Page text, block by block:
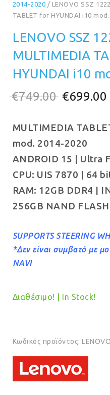
2014-2020 / LENOVO SSZ
TABLET for HYUNDAI i10
LENOVO SSZ
MULTIMEDIA
HYUNDAI i10
€749.00 Original
was:
€749.00.
€699.00
MULTIMEDIA
mod. 2014-2020
ANDROID 15 | Ultra
CPU: UIS 7870 | 64
RAM: 12GB DDR4 |
256GB NAND FLASH
SUPPORTS STEERING
*Δεν είναι συμβατό με
NAVI
Διαθέσιμο! | In Stock!
Κωδικός προϊόντος: